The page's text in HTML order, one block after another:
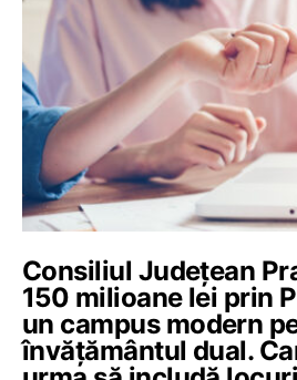
Consiliul Județean
150 milioane lei prin
un campus modern
învățământul dual.